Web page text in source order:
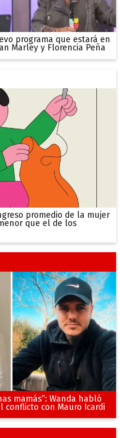
programa que estará en
Marley y Florencia Peña
promedio de la mujer
que el de los
mamás”: Wanda habló
con Mauro Icardi